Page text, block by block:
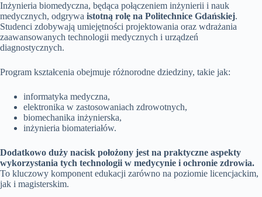
Inżynieria biomedyczna, będąca połączeniem inżynierii i nauk
medycznych, odgrywa istotną rolę na Politechnice Gdańskiej.
Studenci zdobywają umiejętności projektowania oraz wdrażania
zaawansowanych technologii medycznych i urządzeń
diagnostycznych.
Program kształcenia obejmuje różnorodne dziedziny, takie jak:
informatyka medyczna,
elektronika w zastosowaniach zdrowotnych,
biomechanika inżynierska,
inżynieria biomateriałów.
Dodatkowo duży nacisk położony jest na praktyczne aspekty
wykorzystania tych technologii w medycynie i ochronie zdrowia.
To kluczowy komponent edukacji zarówno na poziomie licencjackim,
jak i magisterskim.